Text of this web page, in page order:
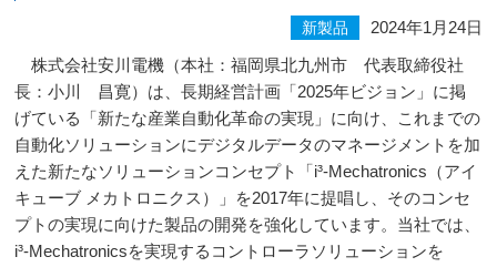
新製品
2024年1月24日
株式会社安川電機（本社：福岡県北九州市 代表取締役社
長：小川 昌寛）は、長期経営計画「2025年ビジョン」に掲
げている「新たな産業自動化革命の実現」に向け、これまでの
自動化ソリューションにデジタルデータのマネージメントを加
えた新たなソリューションコンセプト「i³-Mechatronics（アイ
キューブ メカトロニクス）」を2017年に提唱し、そのコンセ
プトの実現に向けた製品の開発を強化しています。当社では、
i³-Mechatronicsを実現するコントローラソリューションを